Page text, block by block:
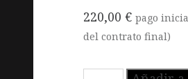
220,00 € pago
del contrato final)